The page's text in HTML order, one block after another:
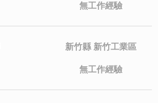
無工作經驗
新竹縣 新竹工業區
無工作經驗